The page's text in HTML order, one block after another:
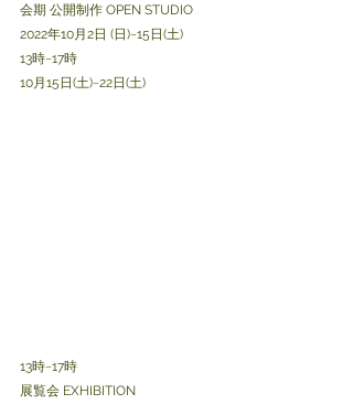
会期 公開制作 OPEN STUDIO
2022年10月2日 (日)~15日(土)
13時~17時
10月15日(土)~22日(土)
13時~17時
展覧会 EXHIBITION